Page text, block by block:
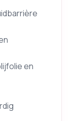
en